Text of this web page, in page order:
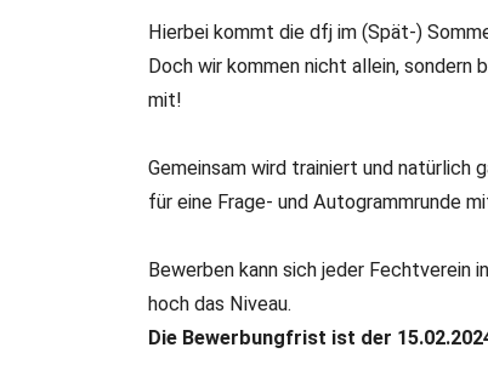
Fechtsportjugend
Jetzt für dfj-
Erfolg- darum wird sie auch im Jahr 2024
Hierbei kommt die dfj im (Spät-)
Doch wir kommen nicht allein,
mit!
Gemeinsam wird trainiert und natürlich
für eine Frage- und Autogrammrunde
Bewerben kann sich jeder Fechtverein
hoch das Niveau.
Die Bewerbungfrist ist der